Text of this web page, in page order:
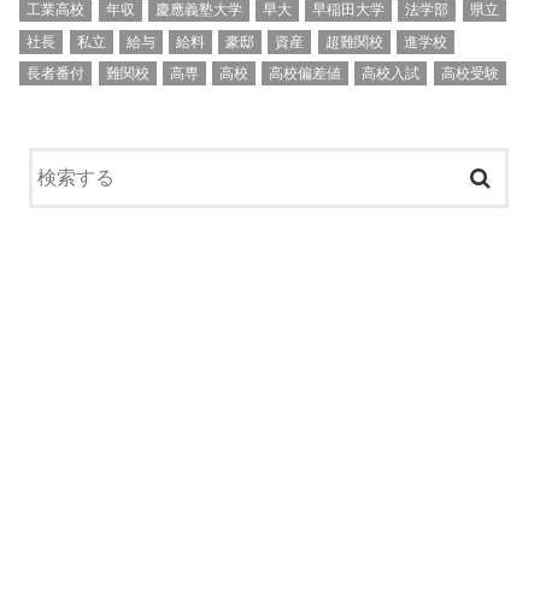
工業高校
年収 慶應義塾大学 早大 早稲田大学 法学部
県立
社長
私立 給与 給料 豪邸 資産 超難関校
進学校
長者番付
難関校 高専 高校 高校偏差値 高校入試 高校受験